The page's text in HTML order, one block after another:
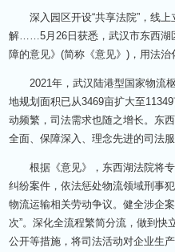
深入园区开设“共享法院”，线上
解……5月26日获悉，武汉市东西湖
障的意见》(简称《意见》)，用法治
2021年，武汉陆港型国家物流枢
地规划面积已从3469亩扩大至
动频繁，司法需求也随之增长。东
全面、保障深入、理念先进的司法服
根据《意见》，东西湖法院将专
纠纷案件，依法惩处物流领域刑事
物流运输相关劳动争议。健全涉企
次”。深化全流程繁简分流，做到
公开等措施，将司法活动对企业生